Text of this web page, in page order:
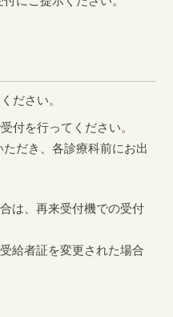
ださい。
付を行ってください。
だき、各診療科前にお出
は、再来受付機での受付
給者証を変更された場合